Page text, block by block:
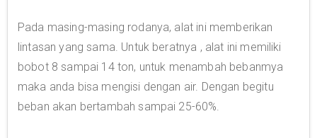
Pada masing-masing rodanya, alat ini memberikan
lintasan yang sama. Untuk beratnya , alat ini memiliki
bobot 8 sampai 14 ton, untuk menambah bebanmya
maka anda bisa mengisi dengan air. Dengan begitu
beban akan bertambah sampai 25-60%.